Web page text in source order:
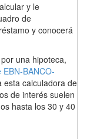
y le
de
y conocerá
una hipoteca,
BANCO-
esta calculadora de
de interés suelen
hasta los 30 y 40